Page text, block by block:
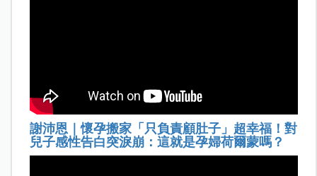
謝沛恩｜懷孕搬家「只負責顧肚子」超幸福！對
兒子感性告白突淚崩：這就是孕婦荷爾蒙嗎？